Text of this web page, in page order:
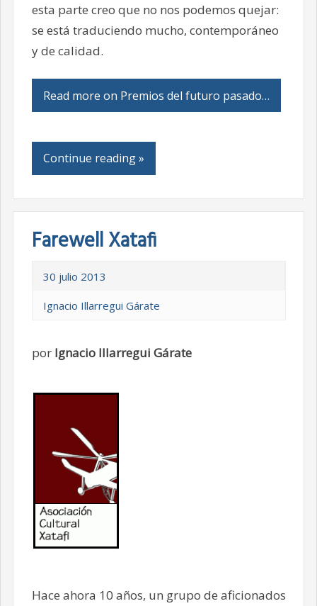
esta parte creo que no nos podemos quejar:
se está traduciendo mucho, contemporáneo
y de calidad.
Read more on Premios del futuro pasado…
Continue reading »
Farewell Xatafi
30 julio 2013
Ignacio Illarregui Gárate
por Ignacio Illarregui Gárate
Hace ahora 10 años, un grupo de aficionados